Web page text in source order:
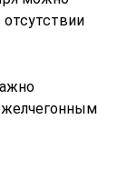
желчегонным